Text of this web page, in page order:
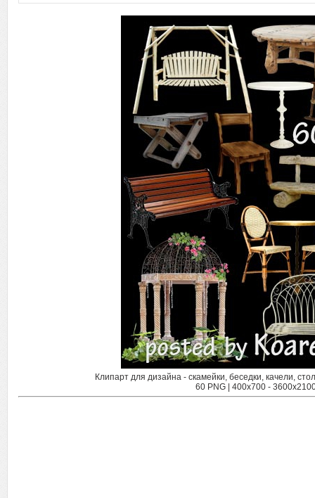
Клипарт для дизайна - скамейки, беседки, качели,
60 PNG | 400x700 -